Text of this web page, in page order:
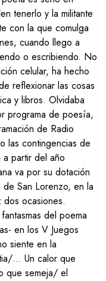
tenerlo y la militante
con la que comulga
cuando llego a
o escribiendo. No
celular, ha hecho
reflexionar las cosas
y libros. Olvidaba
programa de poesía,
de Radio
las contingencias de
a partir del año
va por su dotación
San Lorenzo, en la
ocasiones.
del poema
en los V Juegos
siente en la
… Un calor que
que semeja/ el